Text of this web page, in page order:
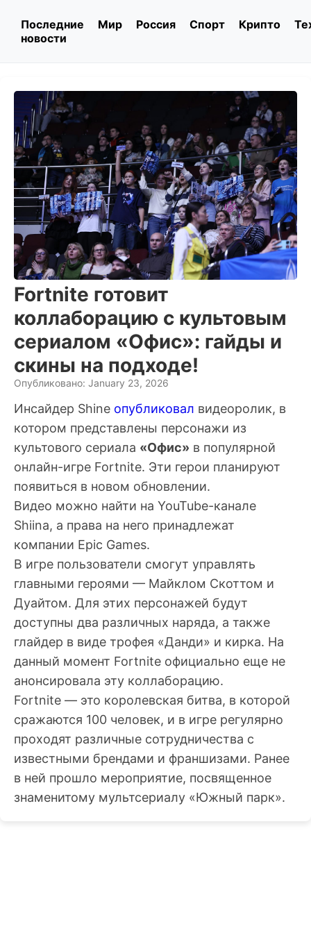
Последние
новости
Мир Россия Спорт Крипто
Fortnite готовит
коллаборацию с культовым
сериалом «Офис»: гайды и
скины на подходе!
Опубликовано: January 23, 2026
Инсайдер Shine опубликовал видеоролик, в
котором представлены персонажи из
культового сериала «Офис» в популярной
онлайн-игре Fortnite. Эти герои планируют
появиться в новом обновлении.
Видео можно найти на YouTube-канале
Shiina, а права на него принадлежат
компании Epic Games.
В игре пользователи смогут управлять
главными героями — Майклом Скоттом и
Дуайтом. Для этих персонажей будут
доступны два различных наряда, а также
глайдер в виде трофея «Данди» и кирка. На
данный момент Fortnite официально еще не
анонсировала эту коллаборацию.
Fortnite — это королевская битва, в которой
сражаются 100 человек, и в игре регулярно
проходят различные сотрудничества с
известными брендами и франшизами. Ранее
в ней прошло мероприятие, посвященное
знаменитому мультсериалу «Южный парк».